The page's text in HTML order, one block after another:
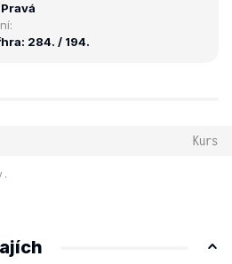
Pravá
284. / 194.
Kurs